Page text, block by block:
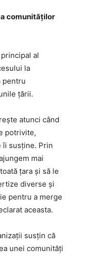
comunităților
al
la
pentru
țării.
atunci când
potrivite,
îi susține. Prin
mai
țara și să le
diverse și
pentru a merge
aceasta.
susțin că
unei comunități